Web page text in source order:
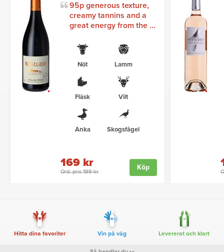
95p generous texture,
creamy tannins and a
great energy from the ...
Nöt Lamm
Fläsk Vilt
Anka Skogsfågel
Ord. pris 199 kr
169 kr Köp
Hitta dina favoriter Vin på väg Levererat och klart